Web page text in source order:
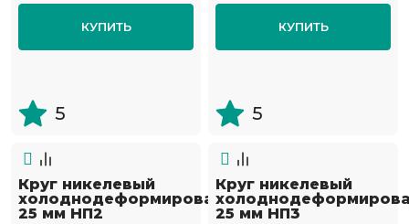
КУПИТЬ
5
КУПИТЬ
5
Круг никелевый
холоднодеформированный
25 мм НП2
Круг никелевый
25 мм НП3